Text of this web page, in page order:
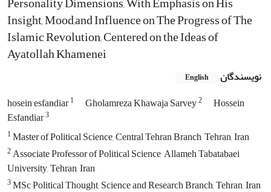
Insight, Mood,and Influence on The Progress of The
Islamic Revolution, Centered on the Ideas of
Ayatollah Khamenei
نویسندگان English
hosein esfandiar1 Gholamreza Khawaja Sarvey2
Hossein
Esfandiar3
1Master of Political Science, Central Tehran Branch, Tehran, Iran
2Associate Professor of Political Science, Allameh Tabatabaei
University, Tehran, Iran
3MSc Political Thought, Science and Research Branch, Tehran, Iran